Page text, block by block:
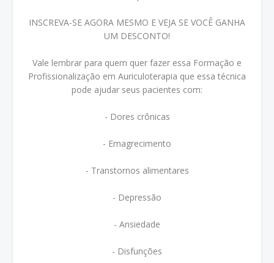
INSCREVA-SE AGORA MESMO E VEJA SE VOCÊ GANHA
UM DESCONTO!
Vale lembrar para quem quer fazer essa Formação e
Profissionalização em Auriculoterapia que essa técnica
pode ajudar seus pacientes com:
- Dores crônicas
- Emagrecimento
- Transtornos alimentares
- Depressão
- Ansiedade
- Disfunções